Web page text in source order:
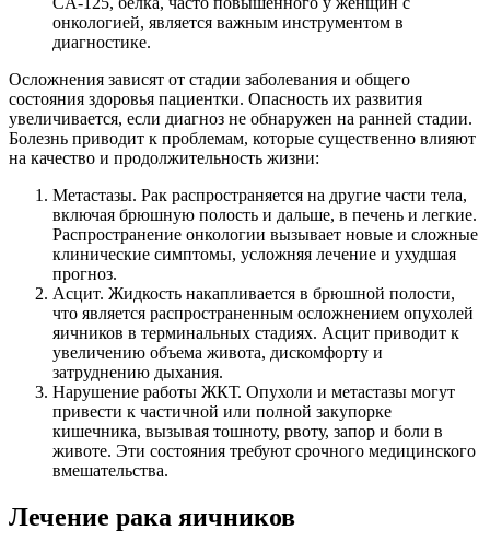
онкологией, является важным инструментом в
диагностике.
Осложнения зависят от стадии заболевания и общего
состояния здоровья пациентки. Опасность их развития
увеличивается, если диагноз не обнаружен на ранней стадии.
Болезнь приводит к проблемам, которые существенно влияют
на качество и продолжительность жизни:
Метастазы. Рак распространяется на другие части тела,
включая брюшную полость и дальше, в печень и легкие.
Распространение онкологии вызывает новые и сложные
клинические симптомы, усложняя лечение и ухудшая
прогноз.
Асцит. Жидкость накапливается в брюшной полости,
что является распространенным осложнением опухолей
яичников в терминальных стадиях. Асцит приводит к
увеличению объема живота, дискомфорту и
затруднению дыхания.
Нарушение работы ЖКТ. Опухоли и метастазы могут
привести к частичной или полной закупорке
кишечника, вызывая тошноту, рвоту, запор и боли в
животе. Эти состояния требуют срочного медицинского
вмешательства.
Лечение рака яичников